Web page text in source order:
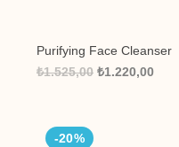
Purifying Face Cleanser
₺1.525,00 ₺1.220,00
-20%